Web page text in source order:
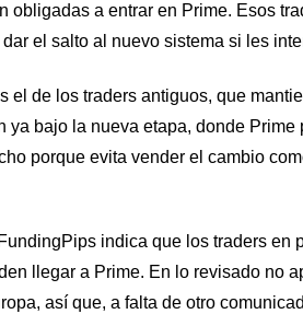
obligadas a entrar en Prime. Esos
el salto al nuevo sistema si les
el de los traders antiguos, que
bajo la nueva etapa, donde Prime
porque evita vender el cambio
indica que los traders en
llegar a Prime. En lo revisado no
así que, a falta de otro